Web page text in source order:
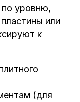
уровню,
или
к
(для